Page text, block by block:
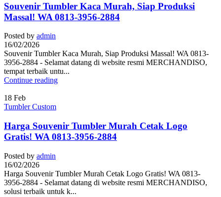
Souvenir Tumbler Kaca Murah, Siap Produksi
Massal! WA 0813-3956-2884
Posted by admin
16/02/2026
Souvenir Tumbler Kaca Murah, Siap Produksi Massal! WA 0813-
3956-2884 - Selamat datang di website resmi MERCHANDISO,
tempat terbaik untu...
Continue reading
18 Feb
Tumbler Custom
Harga Souvenir Tumbler Murah Cetak Logo
Gratis! WA 0813-3956-2884
Posted by admin
16/02/2026
Harga Souvenir Tumbler Murah Cetak Logo Gratis! WA 0813-
3956-2884 - Selamat datang di website resmi MERCHANDISO,
solusi terbaik untuk k...